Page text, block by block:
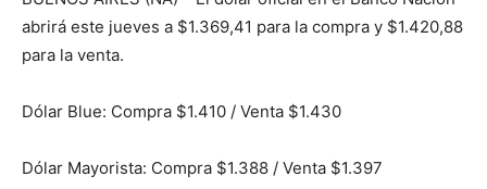
abrirá este jueves a $1.369,41 para la compra y $1.420,88
para la venta.
Dólar Blue: Compra $1.410 / Venta $1.430
Dólar Mayorista: Compra $1.388 / Venta $1.397